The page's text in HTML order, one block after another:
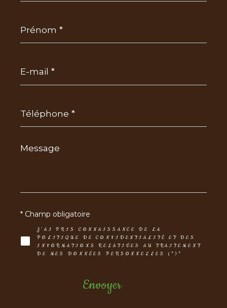
*
mail
*
Message
*
J'AI PRIS CONNAISSANCE DE LA
POLITIQUE DE CONFIDENTIALITÉ ET DES
INFORMATIONS RELATIVES AU TRAITEMENT
DE MES DONNÉES PERSONNELLES (*)*
* Champ obligatoire
Envoyer